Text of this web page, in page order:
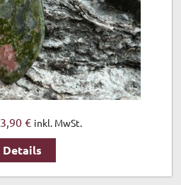
€ inkl. MwSt.
Details